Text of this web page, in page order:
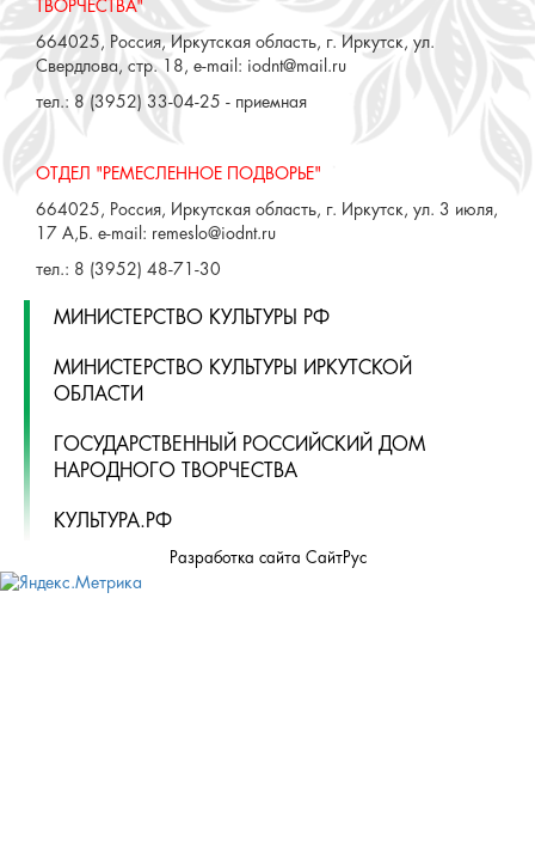
ТВОРЧЕСТВА"
664025, Россия, Иркутская область, г. Иркутск, ул.
Свердлова, стр. 18, e-mail: iodnt@mail.ru
тел.: 8 (3952) 33-04-25 - приемная
ОТДЕЛ "РЕМЕСЛЕННОЕ ПОДВОРЬЕ"
664025, Россия, Иркутская область, г. Иркутск, ул. 3 июля,
17 А,Б. e-mail: remeslo@iodnt.ru
тел.: 8 (3952) 48-71-30
МИНИСТЕРСТВО КУЛЬТУРЫ РФ
МИНИСТЕРСТВО КУЛЬТУРЫ ИРКУТСКОЙ
ОБЛАСТИ
ГОСУДАРСТВЕННЫЙ РОССИЙСКИЙ ДОМ
НАРОДНОГО ТВОРЧЕСТВА
КУЛЬТУРА.РФ
Разработка сайта СайтРус